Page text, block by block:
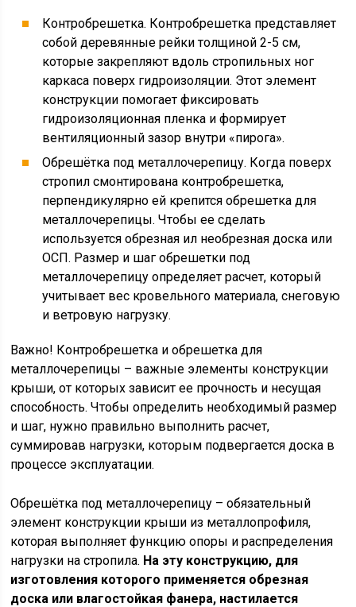
Контробрешетка. Контробрешетка представляет
собой деревянные рейки толщиной 2-5 см,
которые закрепляют вдоль стропильных ног
каркаса поверх гидроизоляции. Этот элемент
конструкции помогает фиксировать
гидроизоляционная пленка и формирует
вентиляционный зазор внутри «пирога».
Обрешётка под металлочерепицу. Когда поверх
стропил смонтирована контробрешетка,
перпендикулярно ей крепится обрешетка для
металлочерепицы. Чтобы ее сделать
используется обрезная ил необрезная доска или
ОСП. Размер и шаг обрешетки под
металлочерепицу определяет расчет, который
учитывает вес кровельного материала, снеговую
и ветровую нагрузку.
Важно! Контробрешетка и обрешетка для
металлочерепицы – важные элементы конструкции
крыши, от которых зависит ее прочность и несущая
способность. Чтобы определить необходимый размер
и шаг, нужно правильно выполнить расчет,
суммировав нагрузки, которым подвергается доска в
процессе эксплуатации.
Обрешётка под металлочерепицу – обязательный
элемент конструкции крыши из металлопрофиля,
которая выполняет функцию опоры и распределения
нагрузки на стропила. На эту конструкцию, для
изготовления которого применяется обрезная
доска или влагостойкая фанера, настилается